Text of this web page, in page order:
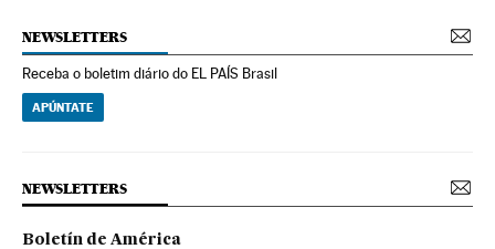
NEWSLETTERS
Receba o boletim diário do EL PAÍS Brasil
APÚNTATE
NEWSLETTERS
Boletín de América